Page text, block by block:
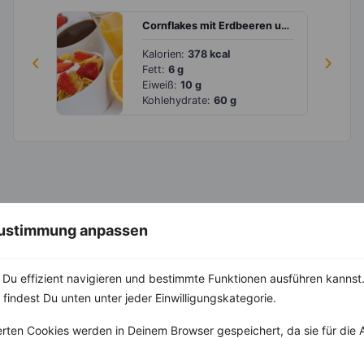
anpassen
effizient navigieren und bestimmte Funktionen ausführen
Du unten unter jeder Einwilligungskategorie.
Cookies werden in Deinem Browser gespeichert, da sie für die
‹ ›
Cornflakes mit Erdbeeren und Joghurt
Kalorien: 378 kcal
Fett:6 g
Eiweiß:10 g
Kohlehydrate:60 g